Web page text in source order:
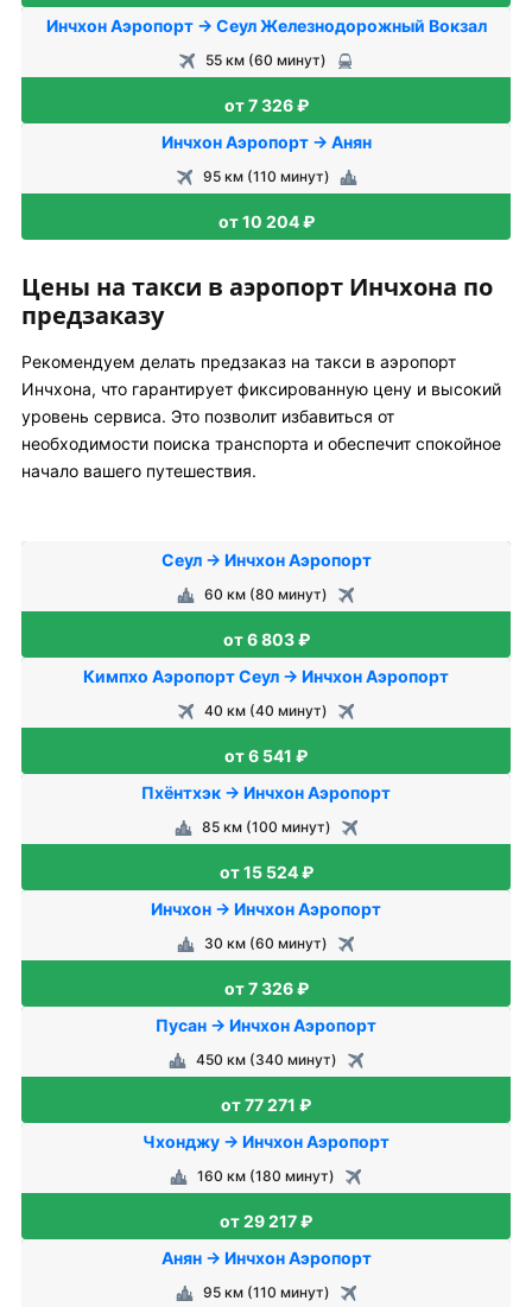
Инчхон Аэропорт → Сеул Железнодорожный Вокзал
55 км (60 минут)
от 7 326 ₽
Инчхон Аэропорт → Анян
95 км (110 минут)
от 10 204 ₽
Цены на такси в аэропорт Инчхона по
предзаказу
Рекомендуем делать предзаказ на такси в аэропорт
Инчхона, что гарантирует фиксированную цену и высокий
уровень сервиса. Это позволит избавиться от
необходимости поиска транспорта и обеспечит спокойное
начало вашего путешествия.
Сеул → Инчхон Аэропорт
60 км (80 минут)
от 6 803 ₽
Кимпхо Аэропорт Сеул → Инчхон Аэропорт
40 км (40 минут)
от 6 541 ₽
Пхёнтхэк → Инчхон Аэропорт
85 км (100 минут)
от 15 524 ₽
Инчхон → Инчхон Аэропорт
30 км (60 минут)
от 7 326 ₽
Пусан → Инчхон Аэропорт
450 км (340 минут)
от 77 271 ₽
Чхонджу → Инчхон Аэропорт
160 км (180 минут)
от 29 217 ₽
Анян → Инчхон Аэропорт
95 км (110 минут)